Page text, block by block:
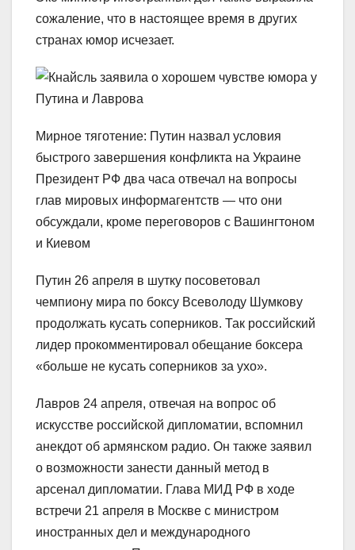
сожаление, что в настоящее время в других
странах юмор исчезает.
Мирное тяготение: Путин назвал условия
быстрого завершения конфликта на Украине
Президент РФ два часа отвечал на вопросы
глав мировых информагентств — что они
обсуждали, кроме переговоров с Вашингтоном
и Киевом
Путин 26 апреля в шутку посоветовал
чемпиону мира по боксу Всеволоду Шумкову
продолжать кусать соперников. Так российский
лидер прокомментировал обещание боксера
«больше не кусать соперников за ухо».
Лавров 24 апреля, отвечая на вопрос об
искусстве российской дипломатии, вспомнил
анекдот об армянском радио. Он также заявил
о возможности занести данный метод в
арсенал дипломатии. Глава МИД РФ в ходе
встречи 21 апреля в Москве с министром
иностранных дел и международного